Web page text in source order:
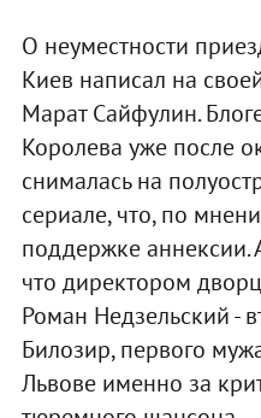
О неуместности
Киев написал на
Марат Сайфулин.
Королева уже после
снималась на
сериале, что, по
поддержке аннексии.
что директором
Роман Недзельский -
Билозир, первого
Львове именно за